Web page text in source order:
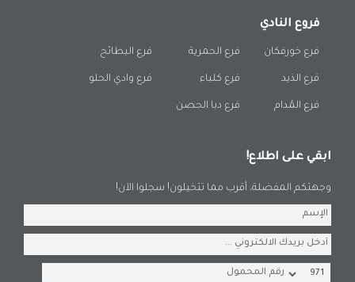
فروع النادي
فرع خورفكان
فرع الذيد
فرع المُدام
فرع الحمرية
فرع كلباء
فرع دبا الحصن
فرع البطائح
فرع وادي الحلو
ابقي على اطلاع!
وجهتكم المفضلة، أقرب مما تتخيلون! سجلوا الآن!